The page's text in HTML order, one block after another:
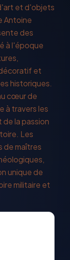
et d'objets
Antoine
des
à l'époque
et
historiques.
cœur de
à travers les
la passion
Les
de maîtres
unique de
militaire et